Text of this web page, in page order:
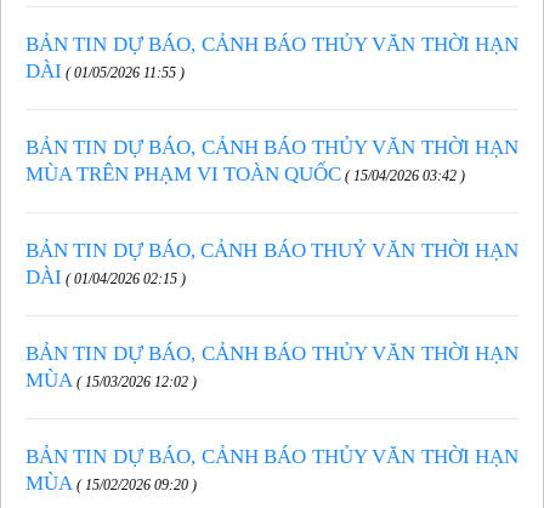
BẢN TIN DỰ BÁO, CẢNH BÁO THỦY VĂN THỜI HẠN
DÀI ( 01/05/2026 11:55 )
BẢN TIN DỰ BÁO, CẢNH BÁO THỦY VĂN THỜI HẠN
MÙA TRÊN PHẠM VI TOÀN QUỐC ( 15/04/2026 03:42 )
BẢN TIN DỰ BÁO, CẢNH BÁO THUỶ VĂN THỜI HẠN
DÀI ( 01/04/2026 02:15 )
BẢN TIN DỰ BÁO, CẢNH BÁO THỦY VĂN THỜI HẠN
MÙA ( 15/03/2026 12:02 )
BẢN TIN DỰ BÁO, CẢNH BÁO THỦY VĂN THỜI HẠN
MÙA ( 15/02/2026 09:20 )